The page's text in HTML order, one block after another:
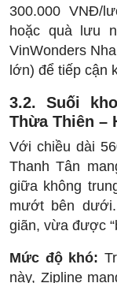
300.000 VNĐ/
hoặc quà lưu
VinWonders
lớn) để tiếp cận
3.2. Suối
Thừa Thiên –
Với chiều dài
Thanh Tân
giữa không
mướt bên
giãn, vừa được
Mức độ khó:
này, Zipline